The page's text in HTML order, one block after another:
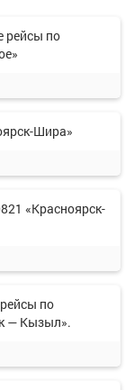
рейсы по
Шира»
«Красноярск-
по
— Кызыл».